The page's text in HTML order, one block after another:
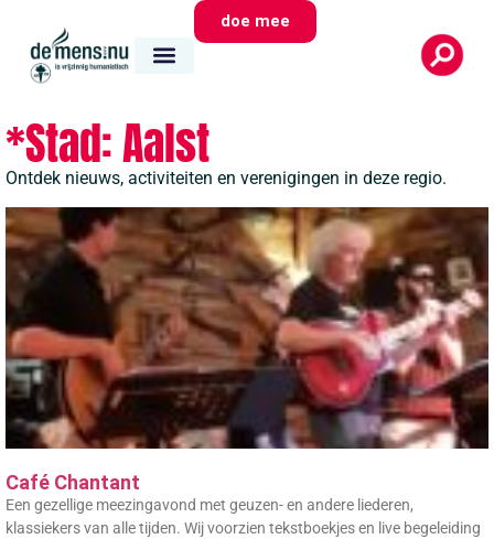
doe mee
*Stad: Aalst
Ontdek nieuws, activiteiten en verenigingen in deze regio.
Café Chantant
Een gezellige meezingavond met geuzen- en andere liederen,
klassiekers van alle tijden. Wij voorzien tekstboekjes en live begeleiding